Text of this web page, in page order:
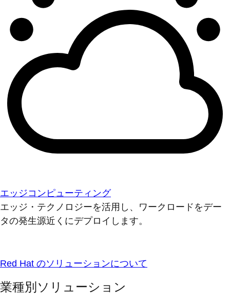
エッジコンピューティング
エッジ・テクノロジーを活用し、ワークロードをデー
タの発生源近くにデプロイします。
Red Hat のソリューションについて
業種別ソリューション